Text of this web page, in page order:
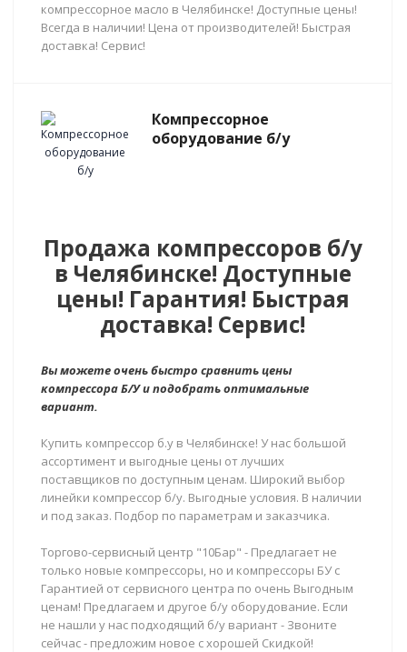
компрессорное масло в Челябинске! Доступные цены!
Всегда в наличии! Цена от производителей! Быстрая
доставка! Сервис!
Компрессорное
оборудование б/у
Продажа компрессоров б/у
в Челябинске! Доступные
цены! Гарантия! Быстрая
доставка! Сервис!
Вы можете очень быстро сравнить цены
компрессора Б/У и подобрать оптимальные
вариант.
Купить компрессор б.у в Челябинске! У нас большой
ассортимент и выгодные цены от лучших
поставщиков по доступным ценам. Широкий выбор
линейки компрессор б/у. Выгодные условия. В наличии
и под заказ. Подбор по параметрам и заказчика.
Торгово-сервисный центр "10Бар" - Предлагает не
только новые компрессоры, но и компрессоры БУ с
Гарантией от сервисного центра по очень Выгодным
ценам! Предлагаем и другое б/у оборудование. Если
не нашли у нас подходящий б/у вариант - Звоните
сейчас - предложим новое с хорошей Скидкой!